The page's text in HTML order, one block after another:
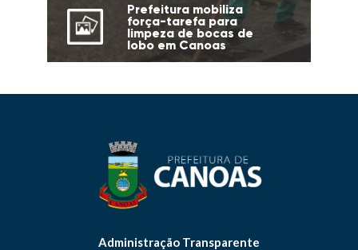
Prefeitura mobiliza
força-tarefa para
limpeza de bocas de
lobo em Canoas
Administração Transparente